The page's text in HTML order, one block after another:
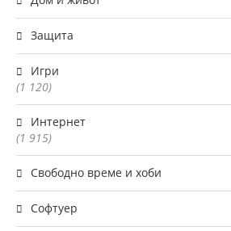
Защита
Игри
(1 120)
Интернет
(1 915)
Свободно време и хоби
Софтуер